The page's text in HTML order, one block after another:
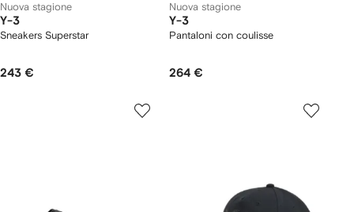
Nuova stagione
Y-3
Sneakers Superstar
243 €
Nuova stagione
Y-3
Pantaloni con coulisse
264 €